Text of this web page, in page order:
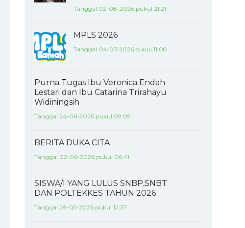
Tanggal 02-08-2026 pukul 21:21
MPLS 2026
Tanggal 04-07-2026 pukul 11:08
Purna Tugas Ibu Veronica Endah
Lestari dan Ibu Catarina Trirahayu
Widiningsih
Tanggal 24-06-2026 pukul 09:09
BERITA DUKA CITA
Tanggal 02-06-2026 pukul 06:41
SISWA/I YANG LULUS SNBP,SNBT
DAN POLTEKKES TAHUN 2026
Tanggal 28-05-2026 pukul 12:37